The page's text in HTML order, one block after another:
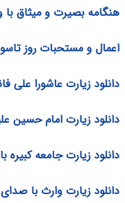
هنگامه بصیرت و میثاق با
اعمال و مستحبات روز
دانلود زیارت عاشورا علی
دانلود زیارت امام حسین
دانلود زیارت جامعه
دانلود زیارت وارث با